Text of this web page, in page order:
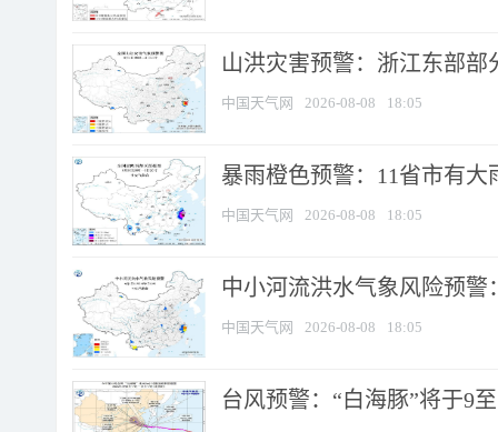
山洪灾害预警：浙江东部
中国天气网 2026-08-08 18:05
暴雨橙色预警：11省市有
中国天气网 2026-08-08 18:05
中小河流洪水气象风险预
中国天气网 2026-08-08 18:05
台风预警：“白海豚”将于9